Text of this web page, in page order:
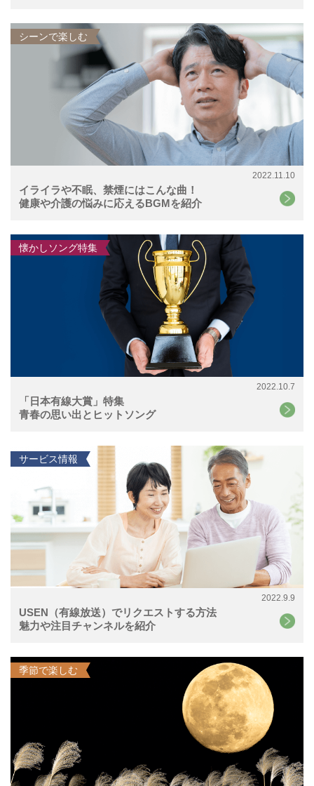
2022.11.10
イライラや不眠、禁煙にはこんな曲！
健康や介護の悩みに応えるBGMを紹介
シーンで楽しむ
2022.10.7
「日本有線大賞」特集
青春の思い出とヒットソング
懐かしソング特集
2022.9.9
USEN（有線放送）でリクエストする方法
魅力や注目チャンネルを紹介
サービス情報
季節で楽しむ